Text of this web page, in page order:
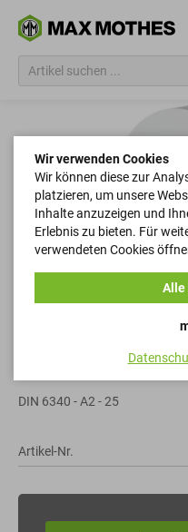
DIN 6340 - A2 - 25
Artikel-Nr.
Wir verwenden Cookies
Wir können diese zur
platzieren, um unsere
Inhalte anzuzeigen und
Erlebnis zu bieten. Für
verwendeten Cookies
Alle